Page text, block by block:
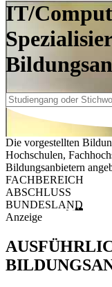
IT/
Die vorgestellten
Hochschulen,
Bildungsanbietern
FACHBEREICH
ABSCHLUSS
BUNDESLAND
Anzeige